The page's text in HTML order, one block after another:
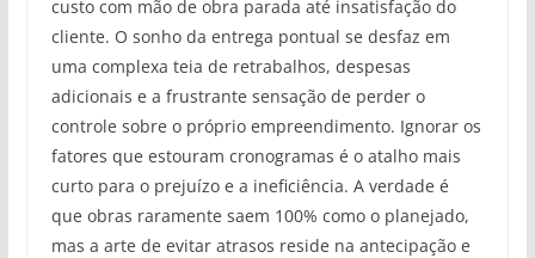
custo com mão de obra parada até insatisfação do
cliente. O sonho da entrega pontual se desfaz em
uma complexa teia de retrabalhos, despesas
adicionais e a frustrante sensação de perder o
controle sobre o próprio empreendimento. Ignorar os
fatores que estouram cronogramas é o atalho mais
curto para o prejuízo e a ineficiência. A verdade é
que obras raramente saem 100% como o planejado,
mas a arte de evitar atrasos reside na antecipação e